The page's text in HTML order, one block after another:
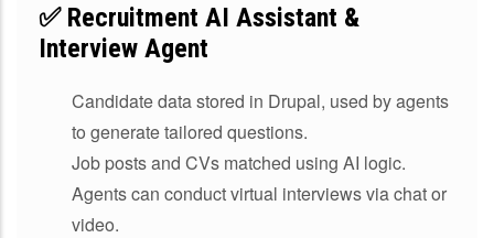
✅ Recruitment AI Assistant &
Interview Agent
Candidate data stored in Drupal, used by agents
to generate tailored questions.
Job posts and CVs matched using AI logic.
Agents can conduct virtual interviews via chat or
video.